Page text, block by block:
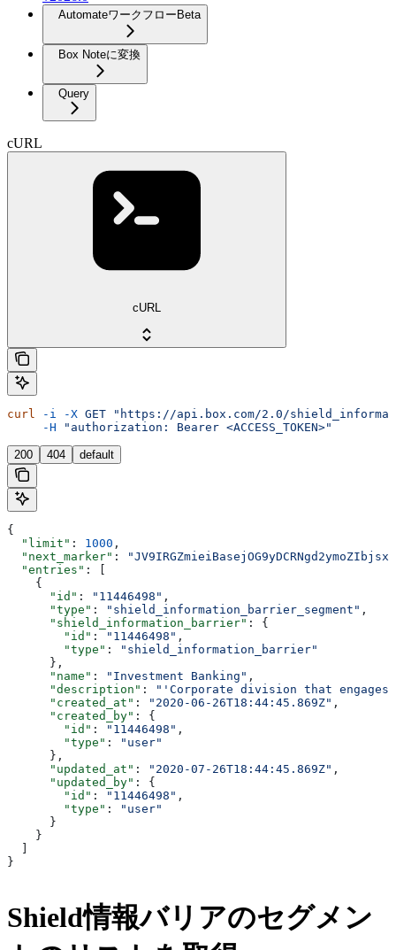
Automateワークフロー Beta
Box Noteに変換
Query
cURL
cURL
curl -i -X GET "https://api.box.com/2.0/
     -H
"authorization: Bearer <ACCESS_TOKEN>"
200 404 default
{
  "limit"
: 1000 ,
  "next_marker"
:
  "entries"
: [
    {
      "id"
: "11446498" ,
      "type"
: "shield_information_barrier_segment" ,
      "shield_information_barrier"
: {
        "id"
: "11446498" ,
        "type"
:
"shield_information_barrier"
      },
      "name"
: "Investment Banking" ,
      "description"
:
"'Corporate division that
      "created_at"
: "2020-06-26T18:44:45.869Z" ,
      "created_by"
: {
        "id"
: "11446498" ,
        "type"
:
"user"
      },
      "updated_at"
: "2020-07-26T18:44:45.869Z" ,
      "updated_by"
: {
        "id"
: "11446498" ,
        "type"
:
"user"
      }
    }
  ]
}
Shield情報バリアのセグメン